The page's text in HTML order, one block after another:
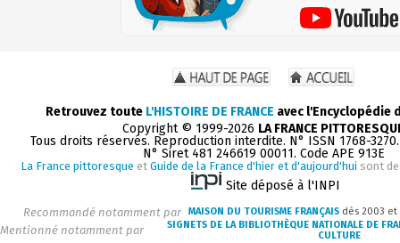
Retrouvez toute L'HISTOIRE DE FRANCE avec l'Encyclopédie
Copyright © 1999-2026 LA FRANCE
Tous droits réservés. Reproduction interdite. N° ISSN 1768-
N° Siret 481 246619 00011. Code APE 913E
La France pittoresque et Guide de la France d'hier et d'aujourd'hui sont
Site déposé à l'INPI
Recommandé notamment par MAISON DU TOURISME FRANÇAIS dès 2003 et
Mentionné notamment par
SIGNETS DE LA BIBLIOTHÈQUE NATIONALE DE
CULTURE